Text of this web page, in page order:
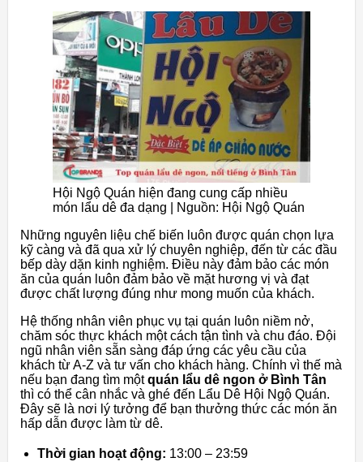
Hội Ngộ Quán hiện đang cung cấp nhiều
món lẩu dê đa dạng | Nguồn: Hội Ngộ Quán
Những nguyên liệu chế biến luôn được quán chọn lựa
kỹ càng và đã qua xử lý chuyên nghiệp, đến từ các đầu
bếp dày dặn kinh nghiệm. Điều này đảm bảo các món
ăn của quán luôn đảm bảo về mặt hương vị và đạt
được chất lượng đúng như mong muốn của khách.
Hệ thống nhân viên phục vụ tại quán luôn niềm nở,
chăm sóc thực khách một cách tận tình và chu đáo. Đội
ngũ nhân viên sẵn sàng đáp ứng các yêu cầu của
khách từ A-Z và tư vấn cho khách hàng. Chính vì thế mà
nếu bạn đang tìm mộtquán lẩu dê ngon ở Bình Tân
thì có thể cân nhắc và ghé đến Lẩu Dê Hội Ngộ Quán.
Đây sẽ là nơi lý tưởng để bạn thưởng thức các món ăn
hấp dẫn được làm từ dê.
Thời gian hoạt động: 13:00 – 23:59